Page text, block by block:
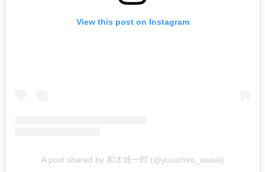
View this post on Instagram
A post shared by 和才雄一郎 (@yuuichiro_wasai)